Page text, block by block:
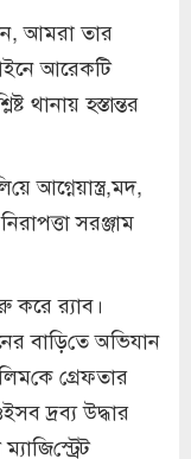
আমরা তার
আরেকটি
থানায় হস্তান্তর
আগ্নেয়াস্ত্র,মদ,
সরঞ্জাম
করে র‌্যাব।
বা‌ড়ি‌তে অভিযান
গ্রেফতার
দ্রব্য উদ্ধার